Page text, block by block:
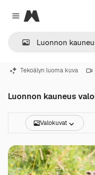
Close menu
Magnific
Tekoälyn luoma kuva
Luonnon kauneus
Valokuvat